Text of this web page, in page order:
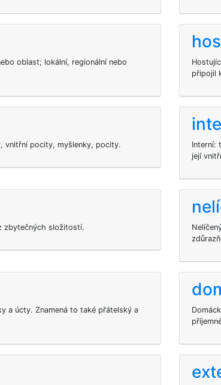
oblast; lokální, regionální nebo
připojil
vnitřní pocity, myšlenky, pocity.
Interní:
její
zbytečných složitostí.
a úcty. Znamená to také přátelský a